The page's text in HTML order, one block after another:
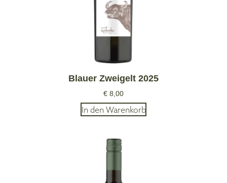
Blauer Zweigelt 2025
€ 8,00
In den Warenkorb